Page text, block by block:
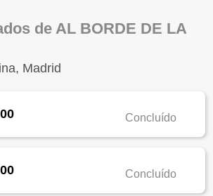
de AL BORDE DE LA
Madrid
Concluído
Concluído